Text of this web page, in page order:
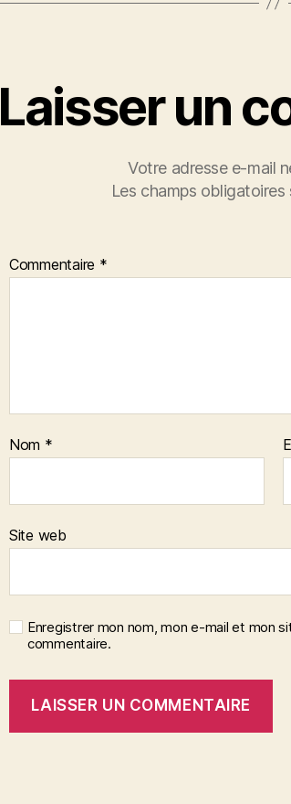
Laisser un
Votre adresse e-mail
Les champs
Commentaire *
Nom *
Site web
Enregistrer mon nom, mon e-mail et mon
commentaire.